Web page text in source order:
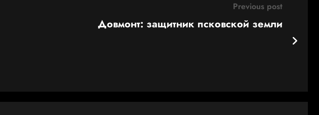
Previous post
Довмонт: защитник псковской земли